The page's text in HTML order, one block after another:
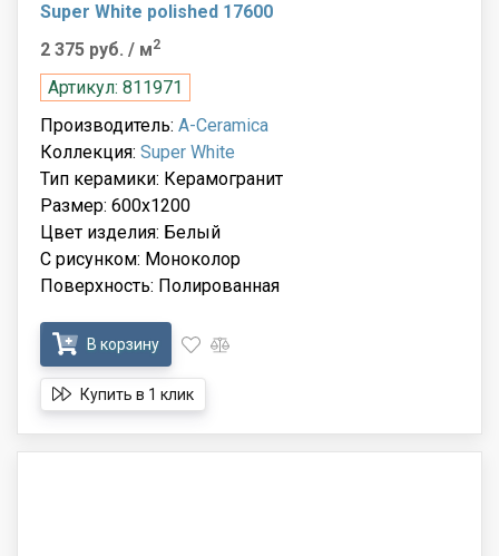
Super White polished 17600
2 375 руб. / м2
Артикул: 811971
Производитель: A-Ceramica
Коллекция: Super White
Тип керамики: Керамогранит
Размер: 600x1200
Цвет изделия: Белый
С рисунком: Моноколор
Поверхность: Полированная
В корзину
Купить в 1 клик